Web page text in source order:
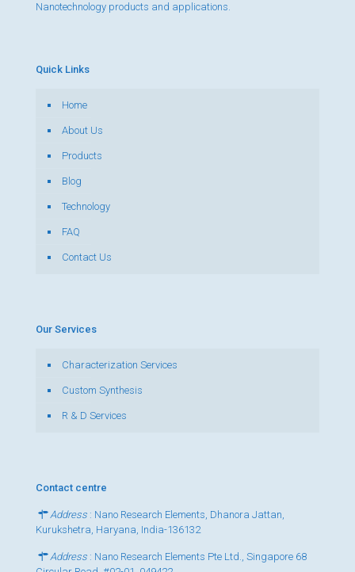
Nanotechnology products and applications.
Quick Links
Home
About Us
Products
Blog
Technology
FAQ
Contact Us
Our Services
Characterization Services
Custom Synthesis
R & D Services
Contact centre
Address : Nano Research Elements, Dhanora Jattan,
Kurukshetra, Haryana, India-136132
Address : Nano Research Elements Pte Ltd., Singapore 68